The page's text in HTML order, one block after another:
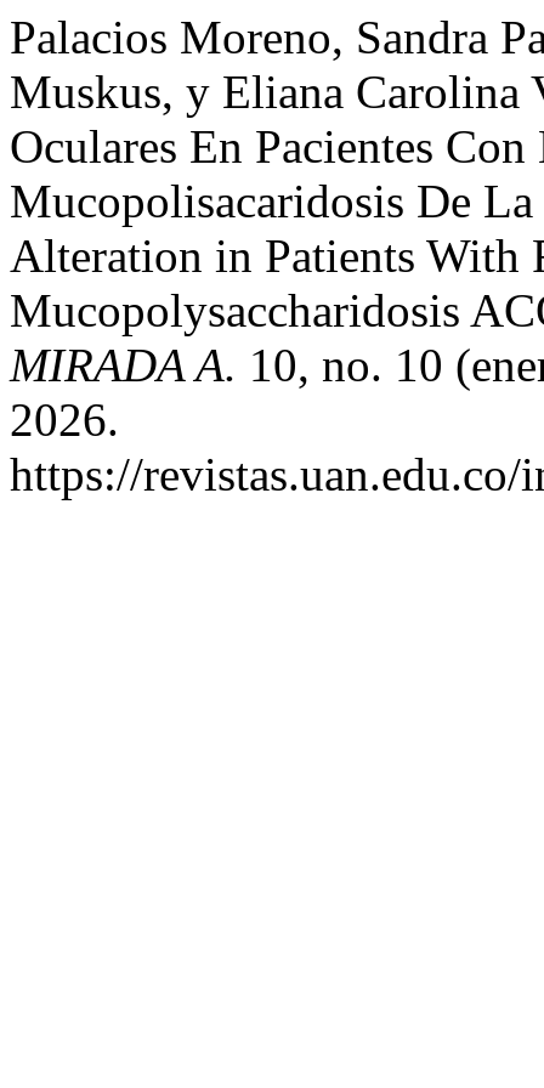
Palacios Moreno, Sandra
Muskus, y Eliana Carolina
Oculares En Pacientes
Mucopolisacaridosis De
Alteration in Patients With
Mucopolysaccharidosis
MIRADA A. 10, no. 10
2026.
https://